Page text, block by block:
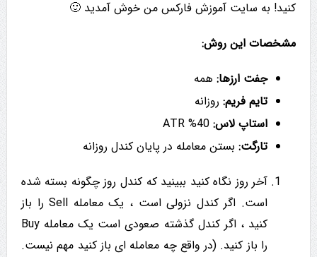
کنید! به سایت آموزش فارکس من خوش آمدید 🙂
مشخصات این روش:
جفت ارزها:همه
تایم فریم:روزانه
استاپ لاس:40% ATR
تارگت:بستن معامله در پایان کندل روزانه
آخر روز نگاه کنید ببینید که کندل روز چگونه بسته شده
است. اگر کندل نزولی است ، یک معامله Sell را باز
کنید ، اگر کندل گذشته صعودی است یک معامله Buy
را باز کنید. (در واقع چه معامله ای باز کنید مهم نیست.